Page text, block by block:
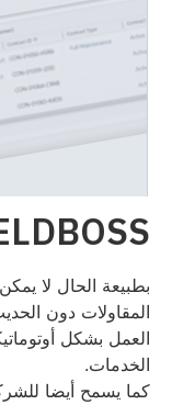
بطبيعة الحال لا
العمل بشكل
الخدمات.
كما يسمح أيضا